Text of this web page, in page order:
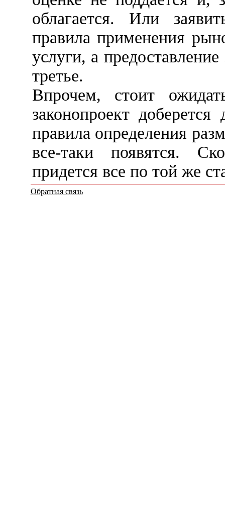
облагается. Или
правила применения
услуги, а
третье.
Впрочем, стоит
законопроект
правила определения
все-таки появятся.
придется все по той же
Обратная связь